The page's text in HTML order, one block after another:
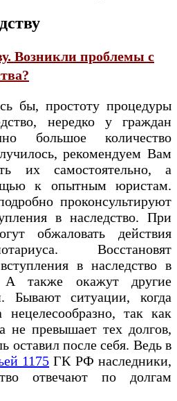
Возникли проблемы с
бы, простоту процедуры
нередко у граждан
большое количество
рекомендуем Вам
их самостоятельно, а
к опытным юристам.
проконсультируют
в наследство. При
обжаловать действия
Восстановят
в наследство в
А также окажут другие
Бывают ситуации, когда
нецелесообразно, так как
не превышает тех долгов,
оставил после себя. Ведь в
1175 ГК РФ наследники,
отвечают по долгам